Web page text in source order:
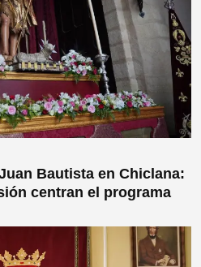
Bautista en Chiclana:
centran el programa